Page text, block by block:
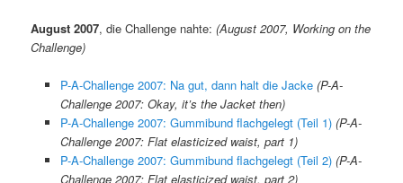
August 2007, die Challenge nahte:(August 2007, Working on the
Challenge)
P-A-Challenge 2007: Na gut, dann halt die Jacke (P-A-
Challenge 2007: Okay, it’s the Jacket then)
P-A-Challenge 2007: Gummibund flachgelegt (Teil 1) (P-A-
Challenge 2007: Flat elasticized waist, part 1)
P-A-Challenge 2007: Gummibund flachgelegt (Teil 2) (P-A-
Challenge 2007: Flat elasticized waist, part 2)